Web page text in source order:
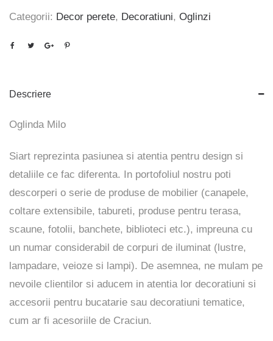
Categorii: Decor perete, Decoratiuni, Oglinzi
Descriere
Oglinda Milo
Siart reprezinta pasiunea si atentia pentru design si
detaliile ce fac diferenta. In portofoliul nostru poti
descorperi o serie de produse de mobilier (canapele,
coltare extensibile, tabureti, produse pentru terasa,
scaune, fotolii, banchete, biblioteci etc.), impreuna cu
un numar considerabil de corpuri de iluminat (lustre,
lampadare, veioze si lampi). De asemnea, ne mulam pe
nevoile clientilor si aducem in atentia lor decoratiuni si
accesorii pentru bucatarie sau decoratiuni tematice,
cum ar fi acesoriile de Craciun.